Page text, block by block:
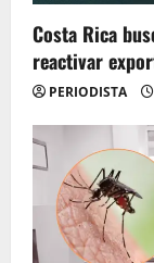
Costa Rica
reactivar
PERIODISTA